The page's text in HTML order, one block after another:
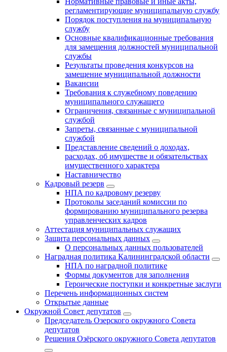
регламентирующие муниципальную службу
Порядок поступления на муниципальную
службу
Основные квалификационные требования
для замещения должностей муниципальной
службы
Результаты проведения конкурсов на
замещение муниципальной должности
Вакансии
Требования к служебному поведению
муниципального служащего
Ограничения, связанные с муниципальной
службой
Запреты, связанные с муниципальной
службой
Представление сведений о доходах,
расходах, об имуществе и обязательствах
имущественного характера
Наставничество
Кадровый резерв
НПА по кадровому резерву
Протоколы заседаний комиссии по
формированию муниципального резерва
управленческих кадров
Аттестация муниципальных служащих
Защита персональных данных
О персональных данных пользователей
Наградная политика Калининградской области
НПА по наградной политике
Формы документов для заполнения
Героические поступки и конкретные заслуги
Перечень информационных систем
Открытые данные
Окружной Совет депутатов
Председатель Озерского окружного Совета
депутатов
Решения Озёрского окружного Совета депутатов